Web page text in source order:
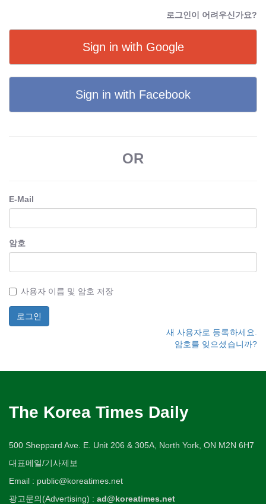
로그인이 어려우신가요?
Sign in with Google
Sign in with Facebook
OR
E-Mail
암호
사용자 이름 및 암호 저장
새 사용자로 등록하세요.
암호를 잊으셨습니까?
The Korea Times Daily
500 Sheppard Ave. E. Unit 206 & 305A, North York, ON M2N 6H7
대표메일/기사제보
Email : public@koreatimes.net
광고문의(Advertising) : ad@koreatimes.net